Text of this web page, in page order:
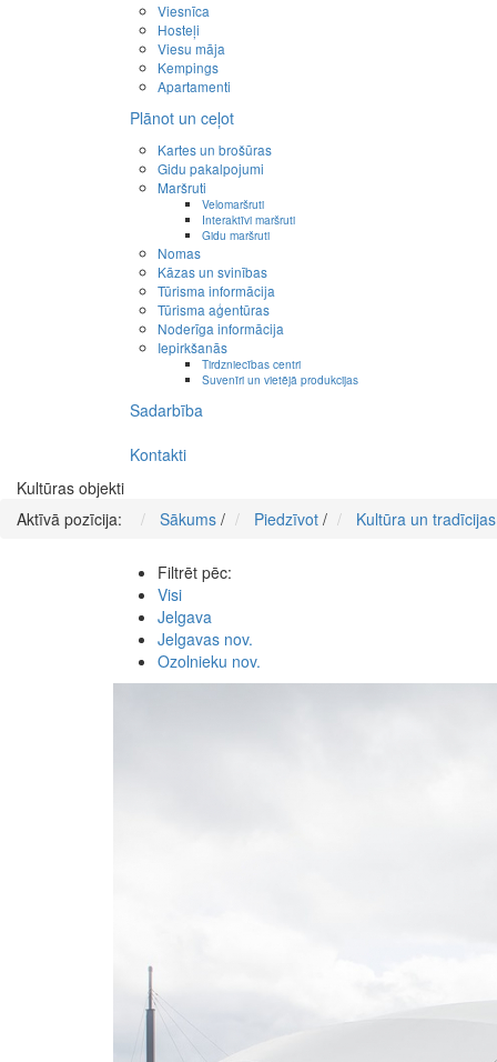
Viesnīca
Hosteļi
Viesu māja
Kempings
Apartamenti
Plānot un ceļot
Kartes un brošūras
Gidu pakalpojumi
Maršruti
Velomaršruti
Interaktīvi maršruti
Gidu maršruti
Nomas
Kāzas un svinības
Tūrisma informācija
Tūrisma aģentūras
Noderīga informācija
Iepirkšanās
Tirdzniecības centri
Suvenīri un vietējā produkcijas
Sadarbība
Kontakti
Kultūras objekti
Aktīvā pozīcija:
Sākums / Piedzīvot / Kultūra un tradīcijas
Filtrēt pēc:
Visi
Jelgava
Jelgavas nov.
Ozolnieku nov.